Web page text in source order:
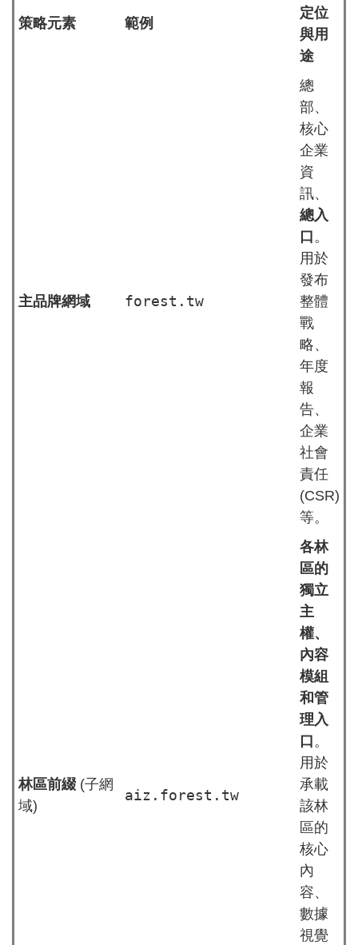
策略元素 範例
定位
與用
途
主品牌網域 forest.tw
總
部、
核心
企業
資
訊、
總入
口 。
用於
發布
整體
戰
略、
年度
報
告、
企業
社會
責任
(CSR)
等。
林區前綴(子網
域)
aiz.forest.tw
各林
區的
獨立
主
權、
內容
模組
和管
理入
口 。
用於
承載
該林
區的
核心
內
容、
數據
視覺